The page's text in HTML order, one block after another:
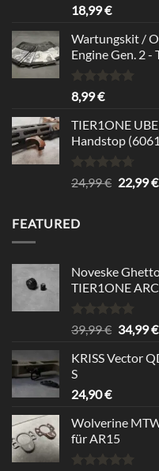
Bewertet
mit
von 5
18,99€
Wartungskit /
Engine Gen. 2
Bewertet
mit
von 5
8,99€
TIER1ONE
Handstop
Bewertet
mit
24,99€ 22,99€
FEATURED
Noveske
TIER1ONE
Bewertet
mit
von 5
39,99€
war:
34,99€
KRISS Vector
S
24,90€
Wolverine
für AR15